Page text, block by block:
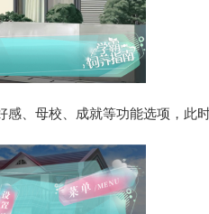
、母校、成就等功能选项，此